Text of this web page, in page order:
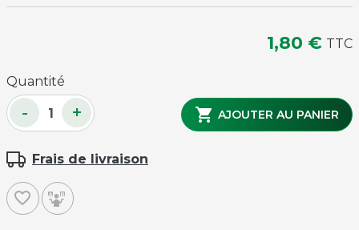
1,80 € TTC
Quantité
- +  AJOUTER AU PANIER
Frais de livraison
favorite_border